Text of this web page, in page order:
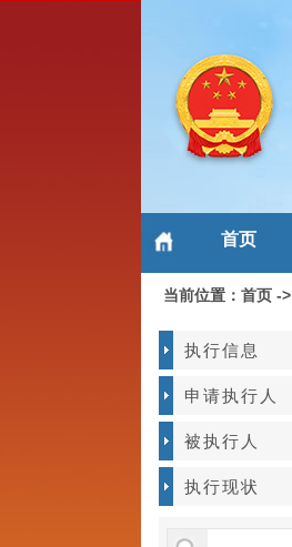
首页
当前位置： 首页->
执行信息
申请执行人
被执行人
执行现状